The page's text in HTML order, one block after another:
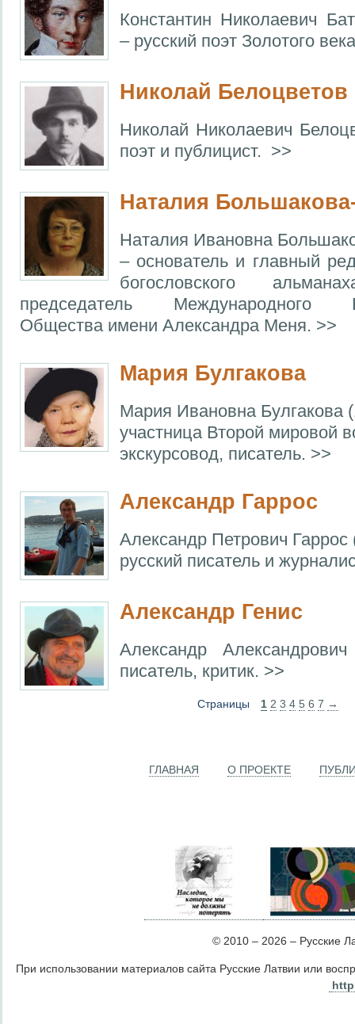
Константин Николаевич
– русский поэт Золотого
Николай Белоцветов
Николай Николаевич
поэт и публицист. >>
Наталия
Наталия Ивановна
– основатель и главный
богословского
председатель Международного
Общества имени Александра Меня. >>
Мария Булгакова
Мария Ивановна Булгакова
участница Второй мировой
экскурсовод, писатель. >>
Александр Гаррос
Александр Петрович Гаррос
русский писатель и
Александр Генис
Александр
писатель, критик. >>
Страницы 1 2 3 4 5 6 7 →
ГЛАВНАЯ О ПРОЕКТЕ
© 2010 – 2026 – Русские
При использовании материалов сайта Русские Латвии или